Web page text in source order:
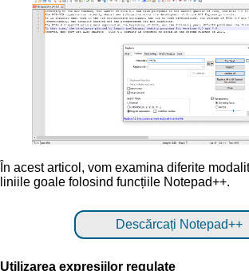
În acest articol, vom examina diferite
liniile goale folosind funcțiile Notepad++.
Descărcați Notepad++
Utilizarea expresiilor regulate